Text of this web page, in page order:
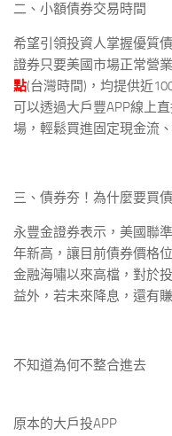
二、小額債券交易時間
希望引領投資人掌握優質
證券只要美國市場正常營
點(台灣時間)，均提供近
可以透過大戶豐APP線上
場，輕鬆買進固定現金流
三、債券夯！為什麼要買
永豐金證券表示，美國聯
年新高，讓目前債券價格
金融海嘯以來高檔，對於
益外，若未來降息，還有
不知道為何不整合進去
原本的大戶投APP